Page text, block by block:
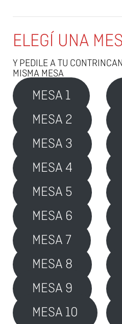
ELEGÍ UNA
Y PEDILE A TU
MISMA MESA
MESA 1
MESA 2
MESA 3
MESA 4
MESA 5
MESA 6
MESA 7
MESA 8
MESA 9
MESA 10